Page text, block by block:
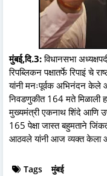
मुंबई,दि.3:विधानसभा
रिपब्लिकन पक्षातर्फे रिपाइं चे
यांनी मनःपूर्वक अभिनंदन केले
निवडणुकीत 164 मते मिळाली
मुख्यमंत्री एकनाथ शिंदे आणि
165 पेक्षा जास्त बहुमताने
आठवले यांनी आज व्यक्त केला
Tags मुंबई